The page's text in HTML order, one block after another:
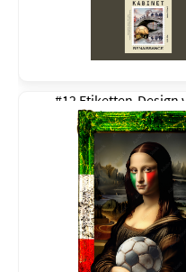
#12 Etiketten-Design